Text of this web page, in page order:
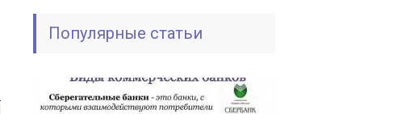
Популярные статьи